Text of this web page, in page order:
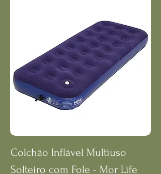
Colchão Inflável Multiuso
Solteiro com Fole - Mor Life